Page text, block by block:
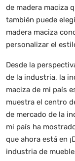
de madera maciza
también puede
madera maciza
personalizar el
Desde la
de la industria, la
maciza de mi país
muestra el centro
de mercado de la
mi país ha
que ahora está en
industria de